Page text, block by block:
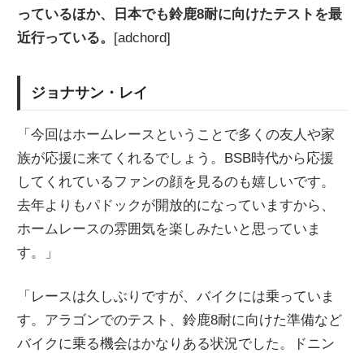
っているほか、日本でも鈴鹿8耐に向けたテストを最
近行っている。 [adchord]
ジョナサン・レイ
「今回はホームレースということで多くの友人や家
族が応援に来てくれるでしょう。BSB時代から応援
してくれているファンの顔を見るのも嬉しいです。
去年よりもパドックが開放的になっていますから、
ホームレースの雰囲気を楽しみたいと思っていま
す。」
「レースは久しぶりですが、バイクには乗っていま
す。アラゴンでのテスト、鈴鹿8耐に向けた準備など
バイクに乗る機会はかなりある状況でした。ドニン